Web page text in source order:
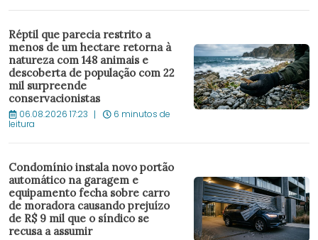
Réptil que parecia restrito a
menos de um hectare retorna à
natureza com 148 animais e
descoberta de população com 22
mil surpreende
conservacionistas
06.08.2026 17:23 6 minutos de
leitura
Condomínio instala novo portão
automático na garagem e
equipamento fecha sobre carro
de moradora causando prejuízo
de R$ 9 mil que o síndico se
recusa a assumir